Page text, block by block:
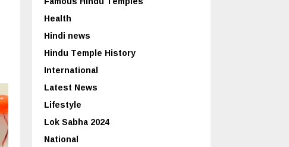
Health
Hindi news
Hindu Temple History
International
Latest News
Lifestyle
Lok Sabha 2024
National